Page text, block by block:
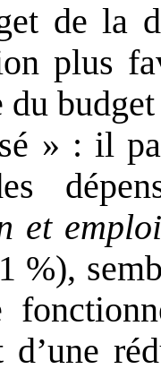
de la
plus
du
» : il
et
%),
d’une